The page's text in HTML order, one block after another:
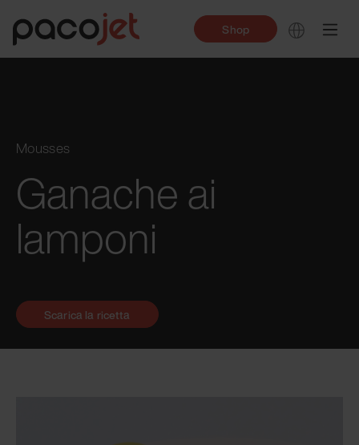
Shop
Mousses
Ganache ai
lamponi
Scarica la ricetta